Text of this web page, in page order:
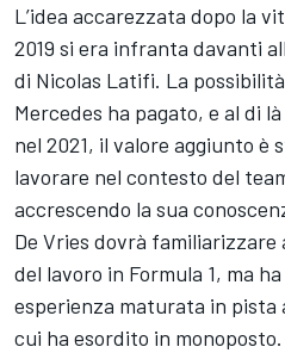
L’idea accarezzata dopo la
2019 si era infranta davanti
di Nicolas Latifi. La
Mercedes ha pagato, e al di
nel 2021, il valore aggiunto è
lavorare nel contesto del
accrescendo la sua
De Vries dovrà
del lavoro in Formula 1, ma
esperienza maturata in pista
cui ha esordito in